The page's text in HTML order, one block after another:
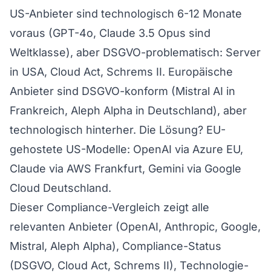
US-Anbieter sind technologisch 6-12 Monate
voraus (GPT-4o, Claude 3.5 Opus sind
Weltklasse), aber DSGVO-problematisch: Server
in USA, Cloud Act, Schrems II. Europäische
Anbieter sind DSGVO-konform (Mistral AI in
Frankreich, Aleph Alpha in Deutschland), aber
technologisch hinterher. Die Lösung? EU-
gehostete US-Modelle: OpenAI via Azure EU,
Claude via AWS Frankfurt, Gemini via Google
Cloud Deutschland.
Dieser Compliance-Vergleich zeigt alle
relevanten Anbieter (OpenAI, Anthropic, Google,
Mistral, Aleph Alpha), Compliance-Status
(DSGVO, Cloud Act, Schrems II), Technologie-